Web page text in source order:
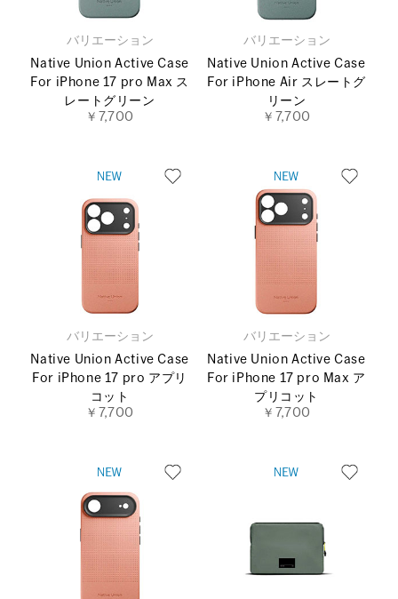
バリエーション
Native Union Active Case
For iPhone 17 pro Max ス
レートグリーン
￥7,700
バリエーション
Native Union Active Case
For iPhone Air スレートグ
リーン
￥7,700
バリエーション
Native Union Active Case
For iPhone 17 pro アプリ
コット
￥7,700
バリエーション
Native Union Active Case
For iPhone 17 pro Max ア
プリコット
￥7,700